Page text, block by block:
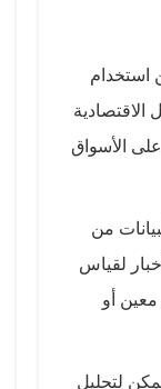
استخدام
الاقتصادية
على الأسواق
من
لقياس
أو
لتحليل